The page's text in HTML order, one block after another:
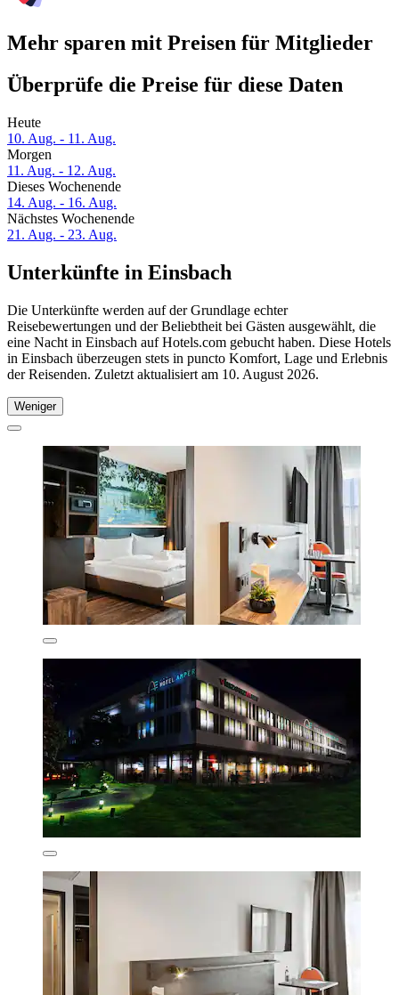
Mehr sparen mit Preisen für Mitglieder
Überprüfe die Preise für diese Daten
Heute
10. Aug. - 11. Aug.
Morgen
11. Aug. - 12. Aug.
Dieses Wochenende
14. Aug. - 16. Aug.
Nächstes Wochenende
21. Aug. - 23. Aug.
Unterkünfte in Einsbach
Die Unterkünfte werden auf der Grundlage echter
Reisebewertungen und der Beliebtheit bei Gästen ausgewählt, die
eine Nacht in Einsbach auf Hotels.com gebucht haben. Diese Hotels
in Einsbach überzeugen stets in puncto Komfort, Lage und Erlebnis
der Reisenden. Zuletzt aktualisiert am 10. August 2026.
Weniger